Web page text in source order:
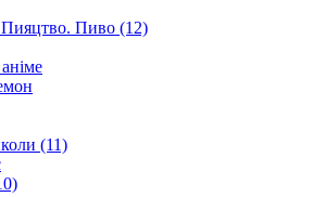
Пияцтво. Пиво (12)
(11)